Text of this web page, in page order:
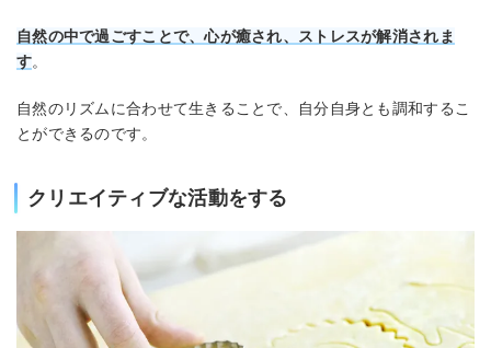
自然の中で過ごすことで、心が癒され、ストレスが解消されま
す。
自然のリズムに合わせて生きることで、自分自身とも調和するこ
とができるのです。
クリエイティブな活動をする